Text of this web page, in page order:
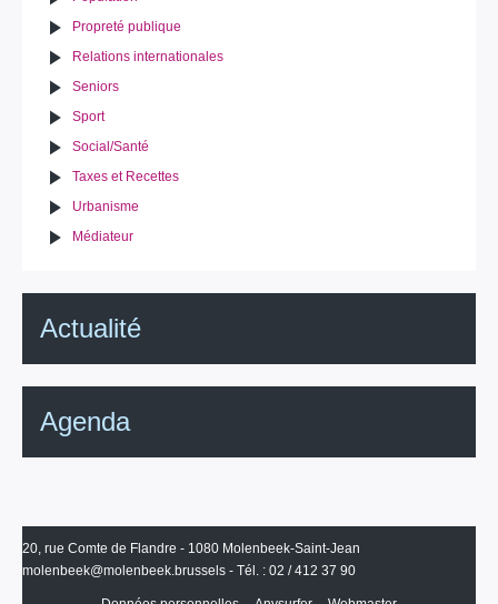
Propreté publique
Relations internationales
Seniors
Sport
Social/Santé
Taxes et Recettes
Urbanisme
Médiateur
Actualité
Agenda
20, rue Comte de Flandre - 1080 Molenbeek-Saint-Jean
molenbeek@molenbeek.brussels - Tél. : 02 / 412 37 90